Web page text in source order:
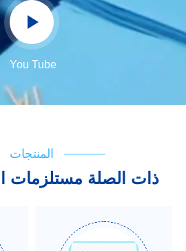
You Tube
المنتجات
ذات الصلة مستلزمات